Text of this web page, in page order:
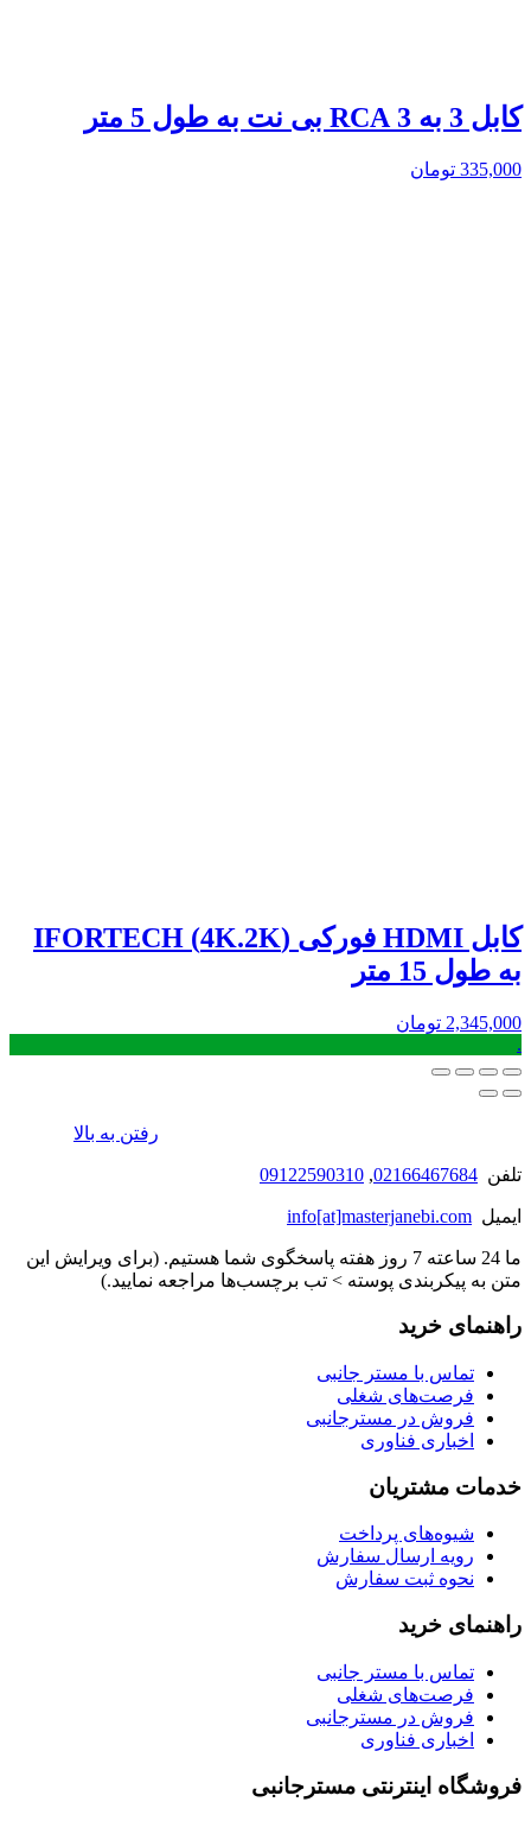
کابل 3 به 3 RCA بی نت به طول 5 متر
335,000 تومان
کابل HDMI فورکی (4K.2K) IFORTECH
به طول 15 متر
2,345,000 تومان
.
رفتن به بالا
تلفن 02166467684
,
09122590310
ایمیل info[at]masterjanebi.com
ما 24 ساعته 7 روز هفته پاسخگوی شما هستیم. (برای ویرایش این
متن به پیکربندی پوسته > تب برچسب‌ها مراجعه نمایید.)
راهنمای خرید
تماس با مستر جانبی
فرصت‌های شغلی
فروش در مسترجانبی
اخباری فناوری
خدمات مشتریان
شیوه‌های پرداخت
رویه ارسال سفارش
نحوه ثبت سفارش
راهنمای خرید
تماس با مستر جانبی
فرصت‌های شغلی
فروش در مسترجانبی
اخباری فناوری
فروشگاه اینترنتی مسترجانبی